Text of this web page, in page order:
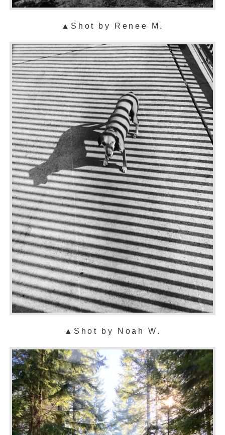
▲S hot by Renee M.
▲ Shot by Noah W.